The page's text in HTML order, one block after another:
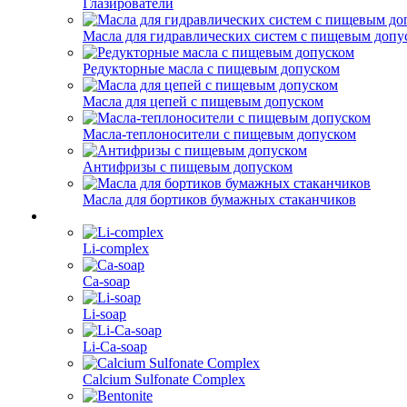
Глазирователи
Масла для гидравлических систем с пищевым
Редукторные масла с пищевым допуском
Масла для цепей с пищевым допуском
Масла-теплоносители с пищевым допуском
Антифризы с пищевым допуском
Масла для бортиков бумажных стаканчиков
Li-complex
Ca-soap
Li-soap
Li-Ca-soap
Calcium Sulfonate Complex